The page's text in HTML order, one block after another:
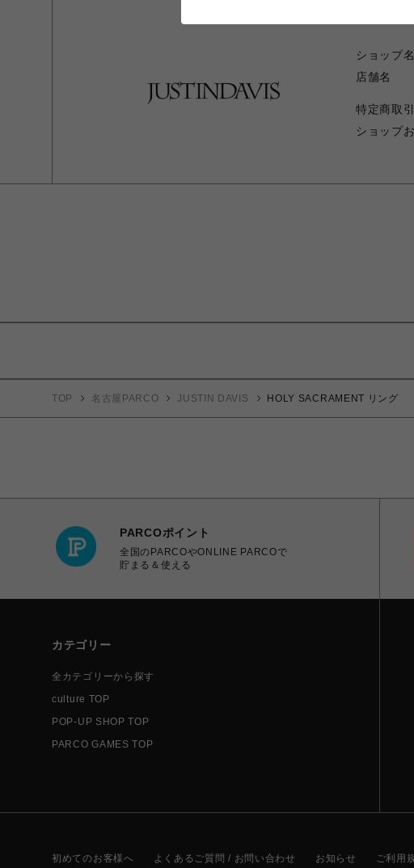
ショップ名
店舗名
特定商取
ショップ
TOP 名古屋PARCO JUSTIN DAVIS HOLY SACRAMENT リング
PARCOポイント
全国のPARCOやONLINE PARCOで
貯まる＆使える
カテゴリー
全カテゴリーから探す
culture TOP
POP-UP SHOP TOP
PARCO GAMES TOP
初めてのお客様へ よくあるご質問 / お問い合わせ お知らせ ご利用